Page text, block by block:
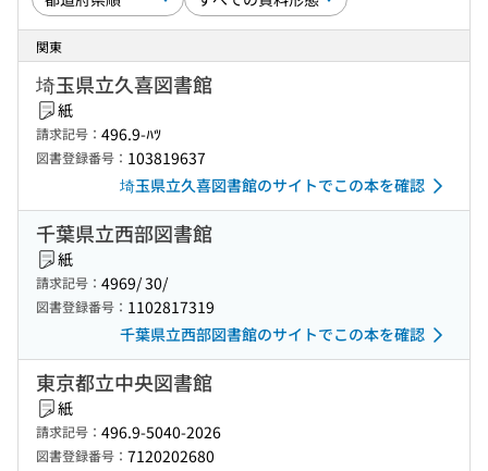
関東
埼玉県立久喜図書館
紙
請求記号： 496.9-ﾊﾂ
図書登録番号： 103819637
埼玉県立久喜図書館のサイトでこの本を確認
千葉県立西部図書館
紙
請求記号： 4969/ 30/
図書登録番号： 1102817319
千葉県立西部図書館のサイトでこの本を確認
東京都立中央図書館
紙
請求記号： 496.9-5040-2026
図書登録番号： 7120202680